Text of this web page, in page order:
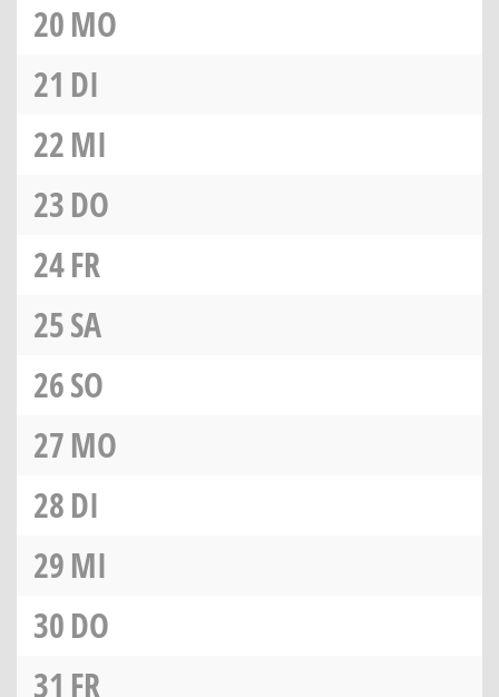
20MO
21 DI
22MI
23DO
24FR
25SA
26SO
27MO
28DI
29MI
30DO
31 FR